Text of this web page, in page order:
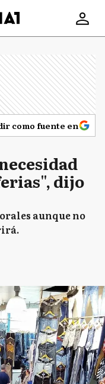
como fuente en
dijo
aunque no